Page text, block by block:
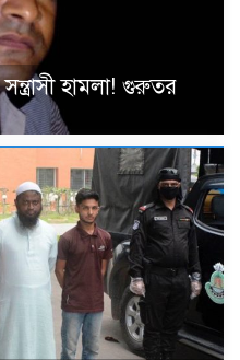
হামলা! গুরুতর